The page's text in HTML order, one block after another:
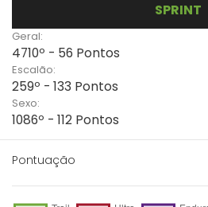
SPRINT
Geral:
4710º - 56 Pontos
Escalão:
259º - 133 Pontos
Sexo:
1086º - 112 Pontos
Pontuação